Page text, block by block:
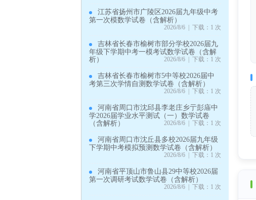
江苏省扬州市广陵区2026届九年级中考
第一次模数学试卷（含解析）
2026/8/6 | 下载：1 次
吉林省长春市榆树市部分学校2026届九
年级下学期中考一模考试数学试卷（含解
析）
2026/8/6 | 下载：1 次
吉林省长春市榆树市5中等校2026届中
考第三次学情自测数学试卷（含解析）
2026/8/6 | 下载：1 次
河南省周口市沈邱县李老庄乡亍彭庙中
学2026届学业水平测试（一）数学试卷
（含解析）
2026/8/6 | 下载：1 次
河南省周口市沈丘县多校2026届九年级
下学期中考模拟预测数学试卷（含解析）
2026/8/6 | 下载：1 次
河南省平顶山市鲁山县29中等校2026届
第一次调研考试数学试卷（含解析）
2026/8/6 | 下载：1 次